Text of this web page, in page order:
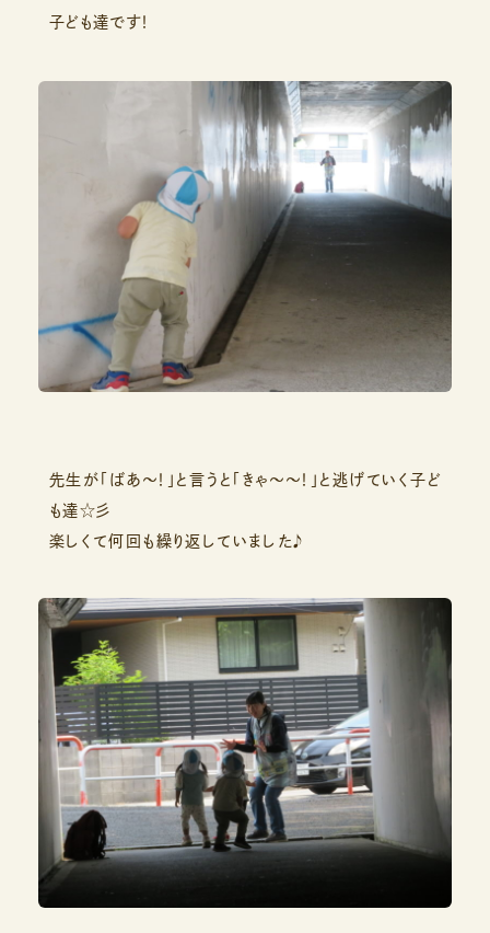
子ども達です！
先生が「ばあ～！」と言うと「きゃ～～！」と逃げていく子ど
も達☆彡
楽しくて何回も繰り返していました♪